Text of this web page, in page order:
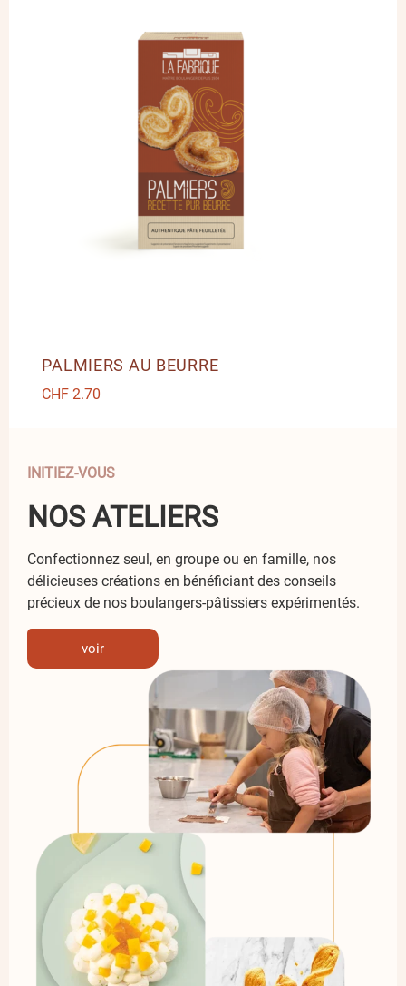
PALMIERS AU BEURRE
CHF 2.70
INITIEZ-VOUS
NOS ATELIERS
Confectionnez seul, en groupe ou en famille, nos
délicieuses créations en bénéficiant des conseils
précieux de nos boulangers-pâtissiers expérimentés.
voir